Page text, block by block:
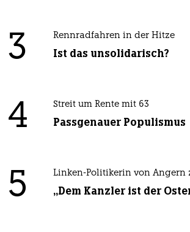
3 Rennradfahren in der Hitze
Ist das unsolidarisch?
4 Streit um Rente mit 63
Passgenauer Populismus
5 Linken-Politikerin von Angern
„Dem Kanzler ist der